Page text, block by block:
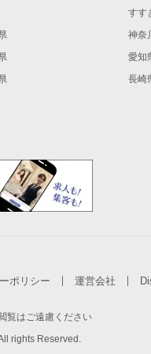
すす
神奈
愛知
長崎
ポリシー 運営会社
覧はご遠慮ください
rights Reserved.